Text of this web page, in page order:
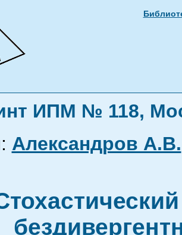
ИПМ № 118,
Александров А.В.